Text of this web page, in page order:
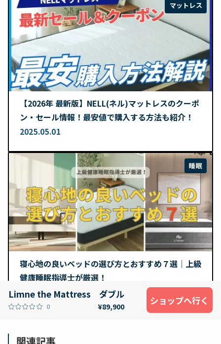
Limne the Mattress ダブル
0 ¥89,900
ショップへ行く
マットレス
【2026年 最新版】NELL(ネル)マットレスのクーポ
ン・セール情報！最安値で購入する方法も紹介！
2025.05.01
睡眠
寝心地の良いベッドの選び方とおすすめ７選｜上級
健康睡眠指導士が厳選！
2025.01.29